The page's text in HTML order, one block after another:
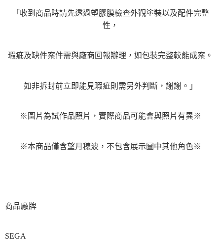
「收到商品時請先透過塑膠膜檢查外觀塗裝以及配件完整
性，
瑕疵及缺件案件需與廠商回報辦理，如包裝完整較能成案。
如非拆封前立即能見瑕疵則需另外判斷，謝謝。」
※圖片為試作品照片，實際商品可能會與照片有異※
※本商品僅含望月穂波 ，不包含展示圖中其他角色※
商品廠牌
SEGA